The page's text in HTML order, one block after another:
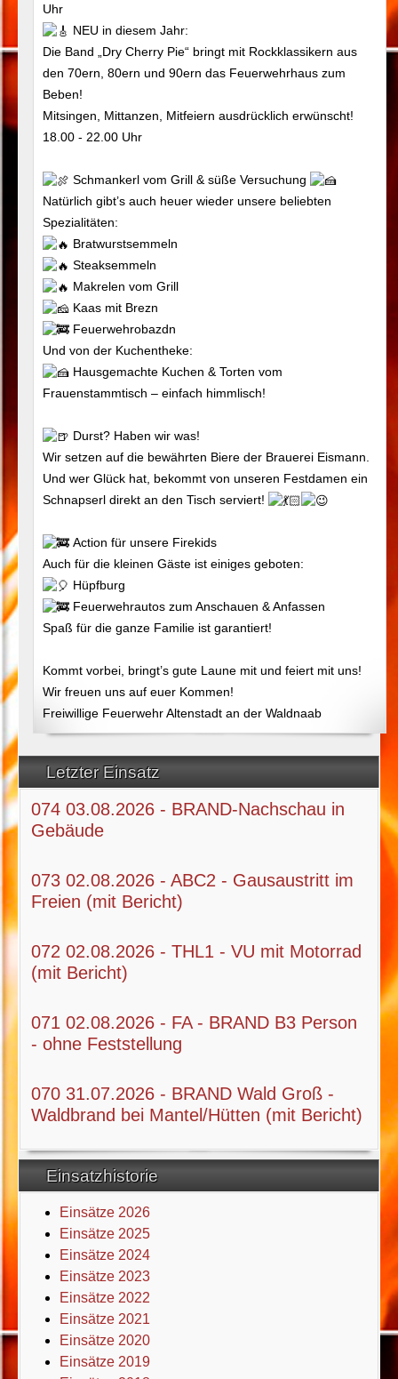
Letzter Einsatz
074 03.08.2026 - BRAND-Nachschau in
Gebäude
073 02.08.2026 - ABC2 - Gausaustritt im
Freien (mit Bericht)
072 02.08.2026 - THL1 - VU mit Motorrad
(mit Bericht)
071 02.08.2026 - FA - BRAND B3 Person
- ohne Feststellung
070 31.07.2026 - BRAND Wald Groß -
Waldbrand bei Mantel/Hütten (mit Bericht)
Einsatzhistorie
Einsätze 2026
Einsätze 2025
Einsätze 2024
Einsätze 2023
Einsätze 2022
Einsätze 2021
Einsätze 2020
Einsätze 2019
Uhr
NEU in diesem Jahr:
Die Band „Dry Cherry Pie“ bringt mit Rockklassikern aus
den 70ern, 80ern und 90ern das Feuerwehrhaus zum
Beben!
Mitsingen, Mittanzen, Mitfeiern ausdrücklich erwünscht!
18.00 - 22.00 Uhr
Schmankerl vom Grill & süße Versuchung
Natürlich gibt’s auch heuer wieder unsere beliebten
Spezialitäten:
Bratwurstsemmeln
Steaksemmeln
Makrelen vom Grill
Kaas mit Brezn
Feuerwehrobazdn
Und von der Kuchentheke:
Hausgemachte Kuchen & Torten vom
Frauenstammtisch – einfach himmlisch!
Durst? Haben wir was!
Wir setzen auf die bewährten Biere der Brauerei Eismann.
Und wer Glück hat, bekommt von unseren Festdamen ein
Schnapserl direkt an den Tisch serviert!
Action für unsere Firekids
Auch für die kleinen Gäste ist einiges geboten:
Hüpfburg
Feuerwehrautos zum Anschauen & Anfassen
Spaß für die ganze Familie ist garantiert!
Kommt vorbei, bringt’s gute Laune mit und feiert mit uns!
Wir freuen uns auf euer Kommen!
Freiwillige Feuerwehr Altenstadt an der Waldnaab